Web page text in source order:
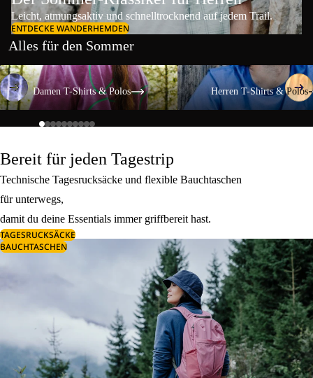
Leicht, atmungsaktiv und schnelltrocknend auf jedem Trail.
ENTDECKE WANDERHEMDEN
Alles für den Sommer
Damen T-Shirts & Polos
Damen T-Shirts & Polos
Herren T-Shirts & Polos
Herren T-Shirts & Polos
Bereit für jeden Tagestrip
Technische Tagesrucksäcke und flexible Bauchtaschen
für unterwegs,
damit du deine Essentials immer griffbereit hast.
TAGESRUCKSÄCKE
BAUCHTASCHEN